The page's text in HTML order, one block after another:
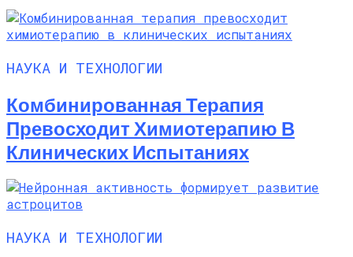
НАУКА И ТЕХНОЛОГИИ
Комбинированная Терапия
Превосходит Химиотерапию В
Клинических Испытаниях
НАУКА И ТЕХНОЛОГИИ